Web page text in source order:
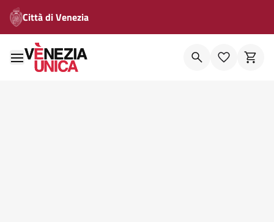
Città di Venezia